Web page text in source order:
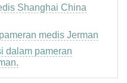
Shanghai China
medis Jerman
dalam pameran